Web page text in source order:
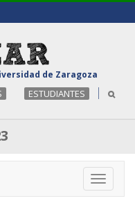
de Zaragoza
ESTUDIANTES
Toggle